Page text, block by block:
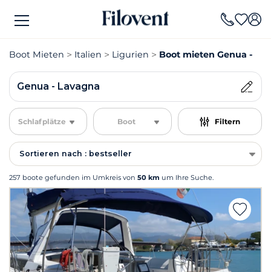
Boot Mieten Italien Ligurien Boot mieten Genua -
Genua - Lavagna
Schlafplätze Boot Filtern
Sortieren nach : bestseller
257 boote gefunden im Umkreis von 50 km um Ihre Suche.